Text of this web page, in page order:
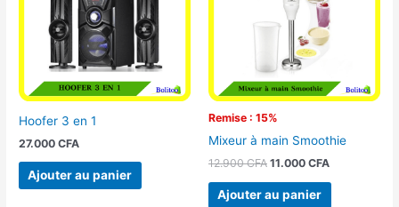
Hoofer 3 en 1
27.000CFA
Ajouter au panier
Remise : 15%
Mixeur à main Smoothie
12.900CFA 11.000 CFA
Ajouter au panier